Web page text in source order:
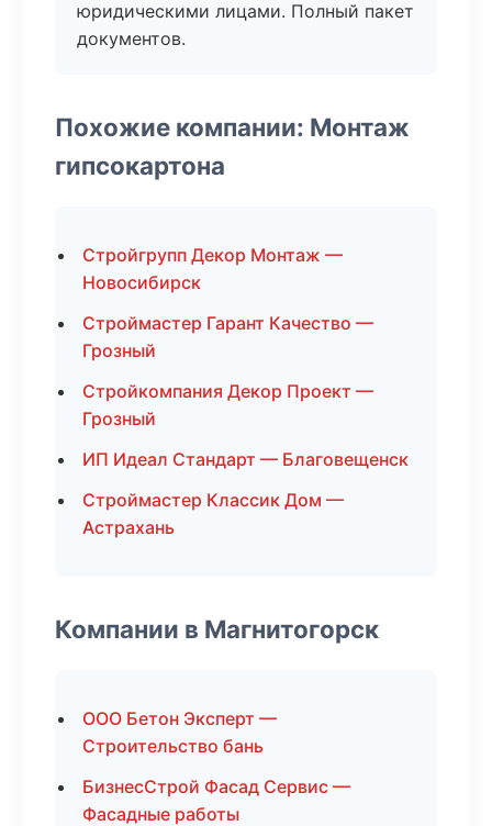
юридическими лицами. Полный пакет
документов.
Похожие компании: Монтаж
гипсокартона
Стройгрупп Декор Монтаж —
Новосибирск
Строймастер Гарант Качество —
Грозный
Стройкомпания Декор Проект —
Грозный
ИП Идеал Стандарт — Благовещенск
Строймастер Классик Дом —
Астрахань
Компании в Магнитогорск
ООО Бетон Эксперт —
Строительство бань
БизнесСтрой Фасад Сервис —
Фасадные работы